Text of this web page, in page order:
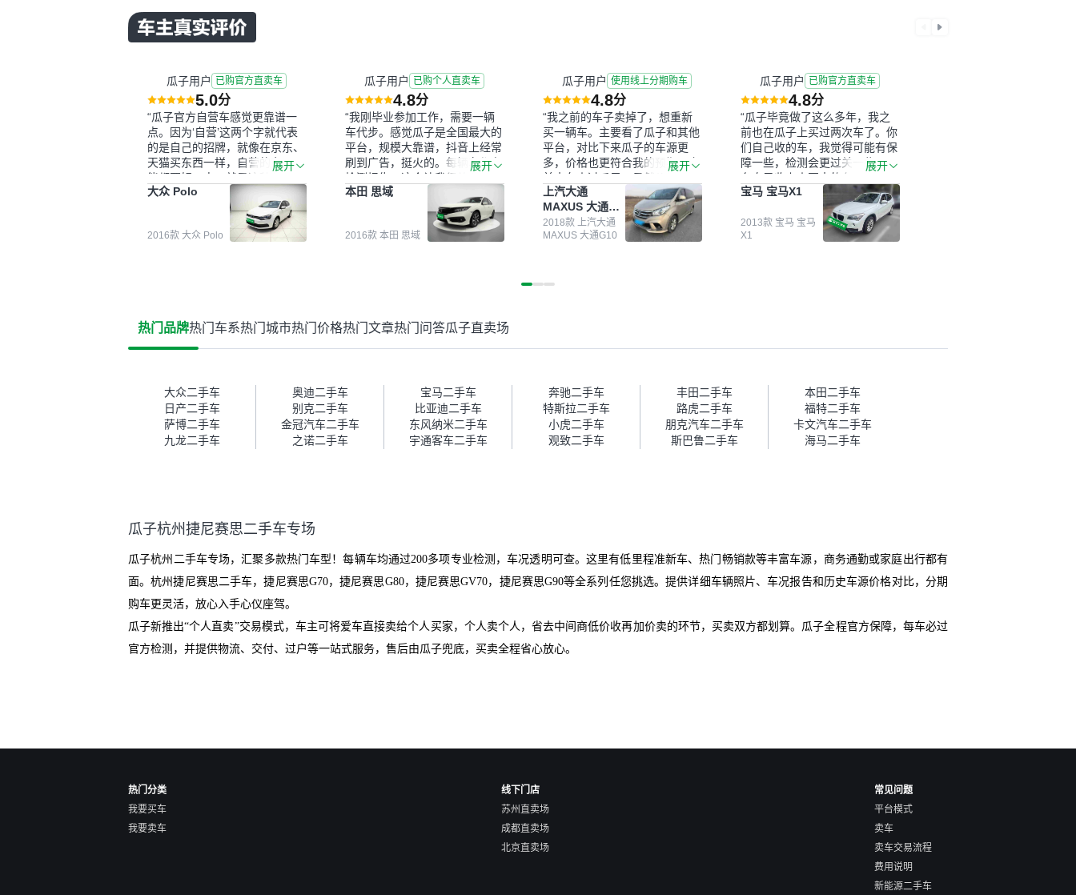
瓜子用户 已购官方直卖车
5.0分
“瓜子官方自营车感觉更靠谱一
点。因为‘自营’这两个字就代表
的是自己的招牌，就像在京东、
天猫买东西一样，自营的东西可
能都要好一点。就是这种刻板印
象吧。一开始买二手车的时候，
我确实有担心过事故车、泡水车
这些问题。瓜子的检测报告其实
并不能完全打消顾虑，因为我也
果跟你们的报告是符合的，所以
这次车况没问题。购车流程挺快
车。去之前我提前跟交接人员说
好，到了之后要当着我的面再做
一次复检，你们也安排了师傅，
服务可以，速度很快。体验下来
自营车的感觉是要比个人车好一
我协商，主动权在平台手里。”
展开
大众 Polo
2016款 大众 Polo
瓜子用户 已购个人直卖车
4.8分
“我刚毕业参加工作，需要一辆
车代步。感觉瓜子是全国最大的
平台，规模大靠谱，抖音上经常
刷到广告，挺火的。每辆车都有
检测报告，这个让我很放心。去
外面买车全凭卖家一张嘴，不敢
买。我买了本田思域，白色，过
户次数少，公里数符合，虽然价
格比我心理预期略高一点，但瓜
价格比车商那便宜，车况也有检
展开
本田 思域
2016款 本田 思域
瓜子用户 使用线上分期购车
4.8分
“我之前的车子卖掉了，想重新
买一辆车。主要看了瓜子和其他
平台，对比下来瓜子的车源更
多，价格也更符合我的预期。之
前卖车来过瓜子，虽然价格没谈
成，但APP一直留着。瓜子毕竟
是大平台，整体印象还好。我最
终买了一台上汽大通，18年的
车，公里数9万多，符合我的要
捷，其他平台的分期需要到当地
障。”
展开
上汽大通
MAXUS 大通
G10
2018款 上汽大通
MAXUS 大通G10
瓜子用户 已购官方直卖车
4.8分
“瓜子毕竟做了这么多年，我之
前也在瓜子上买过两次车了。你
们自己收的车，我觉得可能有保
障一些，检测会更过关一些。平
台自己收上来再卖的车，应该更
可靠。我买的是宝马X1，主要看
中它的价格和公里数比较合适。
另外，瓜子承诺无火烧、无事
故、无泡水、无调表，在平台自
帮我谈价。自营车我讲过价，最
后是通过花一块钱买优惠券的方
式，便宜了800块钱成交。”
展开
宝马 宝马X1
2013款 宝马 宝马
X1
热门品牌热门车系热门城市热门价格热门文章热门问答瓜子直卖场
大众二手车 奥迪二手车 宝马二手车 奔驰二手车 丰田二手车
本田二手车
日产二手车
别克二手车 比亚迪二手车 特斯拉二手车 路虎二手车
福特二手车
萨博二手车
金冠汽车二手车 东风纳米二手车 小虎二手车 朋克汽车二手车
卡文汽车二手车
九龙二手车
之诺二手车 宇通客车二手车 观致二手车 斯巴鲁二手车 海马二手车
瓜子杭州捷尼赛思二手车专场
瓜子杭州二手车专场，汇聚多款热门车型！每辆车均通过200多项专业检测，车况透明可查。这里有低里程准新车、热门畅销款等丰富车源，商务通勤或家庭出行都有
面。杭州捷尼赛思二手车，捷尼赛思G70，捷尼赛思G80，捷尼赛思GV70，捷尼赛思G90等全系列任您挑选。提供详细车辆照片、车况报告和历史车源价格对比，分期
购车更灵活，放心入手心仪座驾。
瓜子新推出“个人直卖”交易模式，车主可将爱车直接卖给个人买家，个人卖个人，省去中间商低价收再加价卖的环节，买卖双方都划算。瓜子全程官方保障，每车必过
官方检测，并提供物流、交付、过户等一站式服务，售后由瓜子兜底，买卖全程省心放心。
热门分类
我要买车
我要卖车
线下门店
苏州直卖场
成都直卖场
北京直卖场
常见问题
平台模式
卖车
卖车交易流程
费用说明
新能源二手车